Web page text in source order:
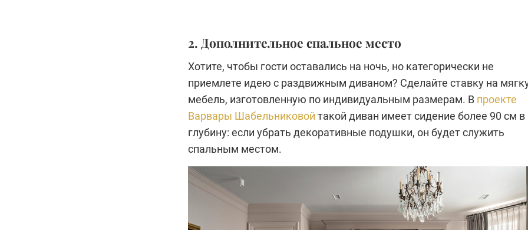
2. Дополнительное спальное место
Хотите, чтобы гости оставались на ночь, но категорически не
приемлете идею с раздвижным диваном? Сделайте ставку на
мебель, изготовленную по индивидуальным размерам. В проекте
Варвары Шабельниковой такой диван имеет сидение более 90 см в
глубину: если убрать декоративные подушки, он будет служить
спальным местом.